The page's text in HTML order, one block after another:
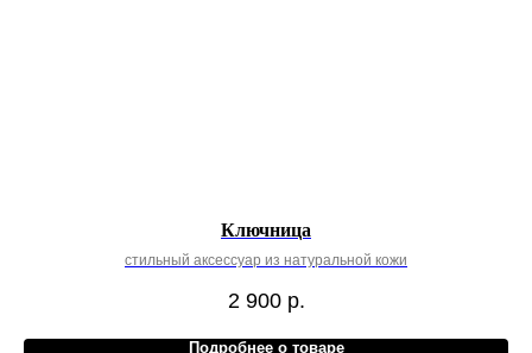
Ключница
стильный аксессуар из натуральной кожи
2 900 р.
Подробнее о товаре